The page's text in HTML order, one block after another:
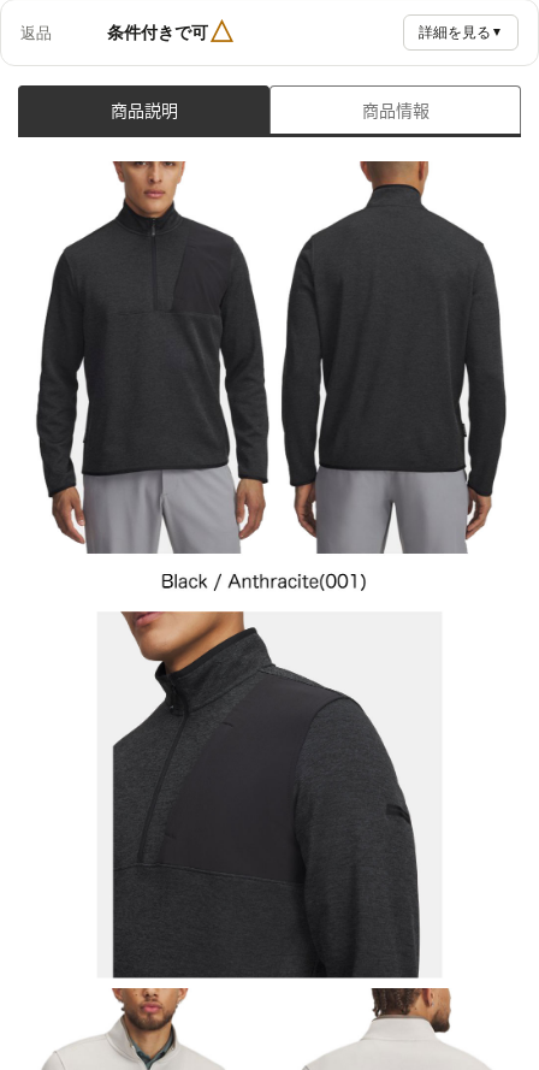
返品 条件付きで可△ 詳細を見る ▼
商品説明 商品情報